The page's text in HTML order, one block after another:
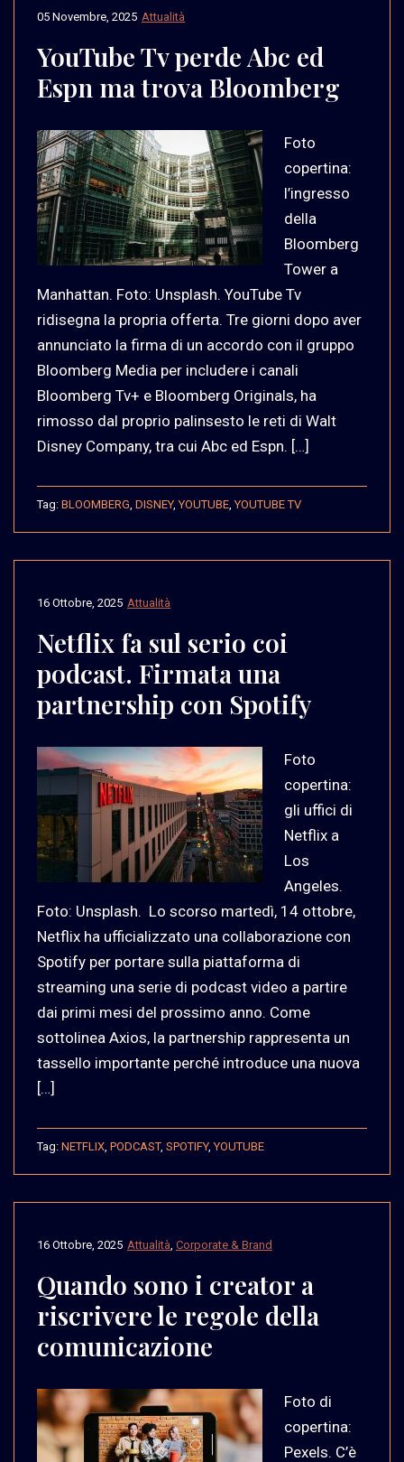
Attualità
05 Novembre, 2025
YouTube Tv perde Abc ed
Espn ma trova Bloomberg
Foto
copertina:
l’ingresso
della
Bloomberg
Tower a
Manhattan. Foto: Unsplash. YouTube Tv
ridisegna la propria offerta. Tre giorni dopo aver
annunciato la firma di un accordo con il gruppo
Bloomberg Media per includere i canali
Bloomberg Tv+ e Bloomberg Originals, ha
rimosso dal proprio palinsesto le reti di Walt
Disney Company, tra cui Abc ed Espn. […]
Tag: BLOOMBERG DISNEY,YOUTUBE ,YOUTUBE TV
Attualità
16 Ottobre, 2025
Netflix fa sul serio coi
podcast. Firmata una
partnership con Spotify
Foto
copertina:
gli uffici di
Netflix a
Los
Angeles.
Foto: Unsplash. Lo scorso martedì, 14 ottobre,
Netflix ha ufficializzato una collaborazione con
Spotify per portare sulla piattaforma di
streaming una serie di podcast video a partire
dai primi mesi del prossimo anno. Come
sottolinea Axios, la partnership rappresenta un
tassello importante perché introduce una nuova
[…]
Tag: NETFLIX PODCAST, SPOTIFY,YOUTUBE
Attualità Corporate & Brand
16 Ottobre, 2025
Quando sono i creator a
riscrivere le regole della
comunicazione
Foto di
copertina:
Pexels. C’è